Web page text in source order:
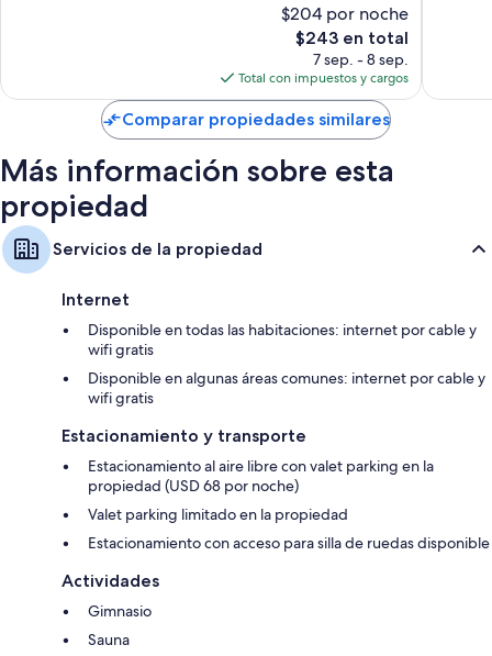
$204 por noche
El
precio
actual
es
de
$243
$243 en total
7 sep. - 8 sep.
Total con impuestos y cargos
Comparar propiedades similares
Más información sobre esta
propiedad
Servicios de la propiedad
Internet
Disponible en todas las habitaciones: internet por cable y
wifi gratis
Disponible en algunas áreas comunes: internet por cable y
wifi gratis
Estacionamiento y transporte
Estacionamiento al aire libre con valet parking en la
propiedad (USD 68 por noche)
Valet parking limitado en la propiedad
Estacionamiento con acceso para silla de ruedas disponible
Actividades
Gimnasio
Sauna